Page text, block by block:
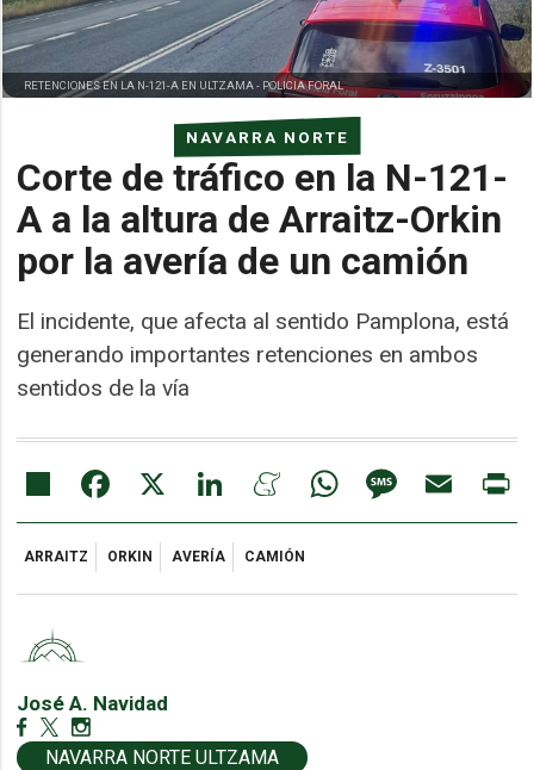
NAVARRA NORTE
Corte de tráfico en la N-121-
A a la altura de Arraitz-Orkin
por la avería de un camión
El incidente, que afecta al sentido Pamplona, está
generando importantes retenciones en ambos
sentidos de la vía
RETENCIONES EN LA N-121-A EN ULTZAMA - POLICIA FORAL
Share Facebook LinkedIn MeneameWhatsAppMessageEmail
ARRAITZ ORKIN AVERÍA CAMIÓN
José A. Navidad
NAVARRA NORTE ULTZAMA